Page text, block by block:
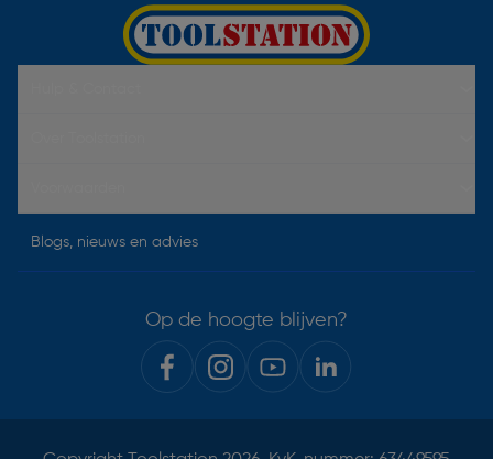
Blogs, nieuws en advies
Op de hoogte blijven?